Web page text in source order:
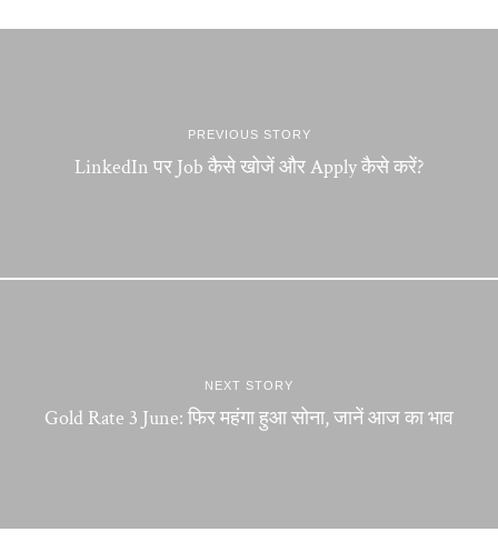
PREVIOUS STORY
LinkedIn पर Job कैसे खोजें और Apply कैसे करें?
NEXT STORY
Gold Rate 3 June: फिर महंगा हुआ सोना, जानें आज का भाव